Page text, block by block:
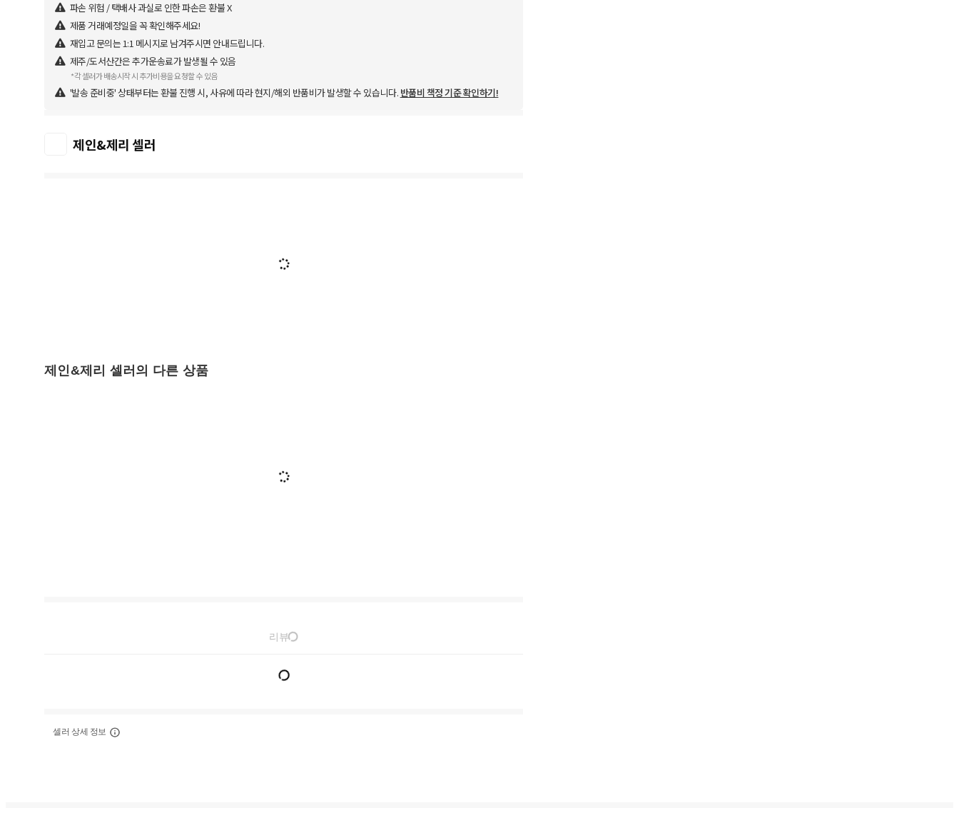
파손 위험 / 택배사 과실로 인한 파손은 환불 X
제품 거래예정일을 꼭 확인해주세요!
재입고 문의는 1:1 메시지로 남겨주시면 안내드립니다.
제주/도서산간은 추가운송료가 발생될 수 있음
*각 셀러가 배송시작 시 추가비용을 요청할 수 있음
'발송 준비중' 상태부터는 환불 진행 시, 사유에 따라 현지/해외 반품비가 발생할 수 있습니다. 반품비 책정 기준 확인하기!
제인&제리 셀러
제인&제리 셀러의 다른 상품
리뷰
셀러 상세 정보